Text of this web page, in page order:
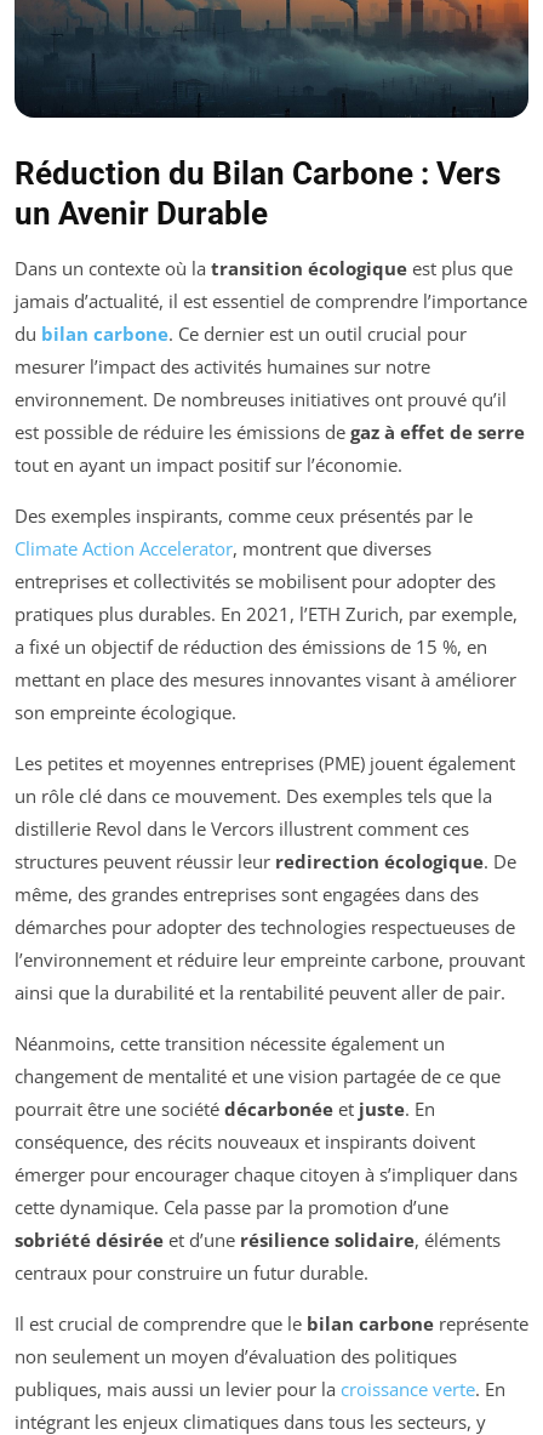
Réduction du Bilan Carbone : Vers
un Avenir Durable
Dans un contexte où la transition écologique est plus que
jamais d’actualité, il est essentiel de comprendre l’importance
du bilan carbone. Ce dernier est un outil crucial pour
mesurer l’impact des activités humaines sur notre
environnement. De nombreuses initiatives ont prouvé qu’il
est possible de réduire les émissions de gaz à effet de serre
tout en ayant un impact positif sur l’économie.
Des exemples inspirants, comme ceux présentés par le
Climate Action Accelerator, montrent que diverses
entreprises et collectivités se mobilisent pour adopter des
pratiques plus durables. En 2021, l’ETH Zurich, par exemple,
a fixé un objectif de réduction des émissions de 15 %, en
mettant en place des mesures innovantes visant à améliorer
son empreinte écologique.
Les petites et moyennes entreprises (PME) jouent également
un rôle clé dans ce mouvement. Des exemples tels que la
distillerie Revol dans le Vercors illustrent comment ces
structures peuvent réussir leur redirection écologique. De
même, des grandes entreprises sont engagées dans des
démarches pour adopter des technologies respectueuses de
l’environnement et réduire leur empreinte carbone, prouvant
ainsi que la durabilité et la rentabilité peuvent aller de pair.
Néanmoins, cette transition nécessite également un
changement de mentalité et une vision partagée de ce que
pourrait être une société décarbonée et juste. En
conséquence, des récits nouveaux et inspirants doivent
émerger pour encourager chaque citoyen à s’impliquer dans
cette dynamique. Cela passe par la promotion d’une
sobriété désirée et d’une résilience solidaire, éléments
centraux pour construire un futur durable.
Il est crucial de comprendre que le bilan carbone représente
non seulement un moyen d’évaluation des politiques
publiques, mais aussi un levier pour la croissance verte. En
intégrant les enjeux climatiques dans tous les secteurs, y